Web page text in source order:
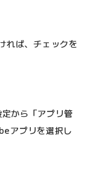
れば、チェックを
から「アプリ管
アプリを選択し